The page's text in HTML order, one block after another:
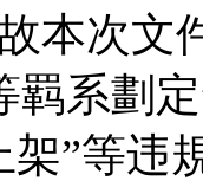
本次文
羁系劃
架”等违